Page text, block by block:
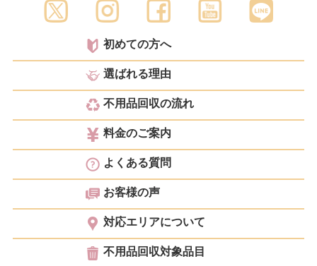
初めての方へ
選ばれる理由
不用品回収の流れ
料金のご案内
よくある質問
お客様の声
対応エリアについて
不用品回収対象品目